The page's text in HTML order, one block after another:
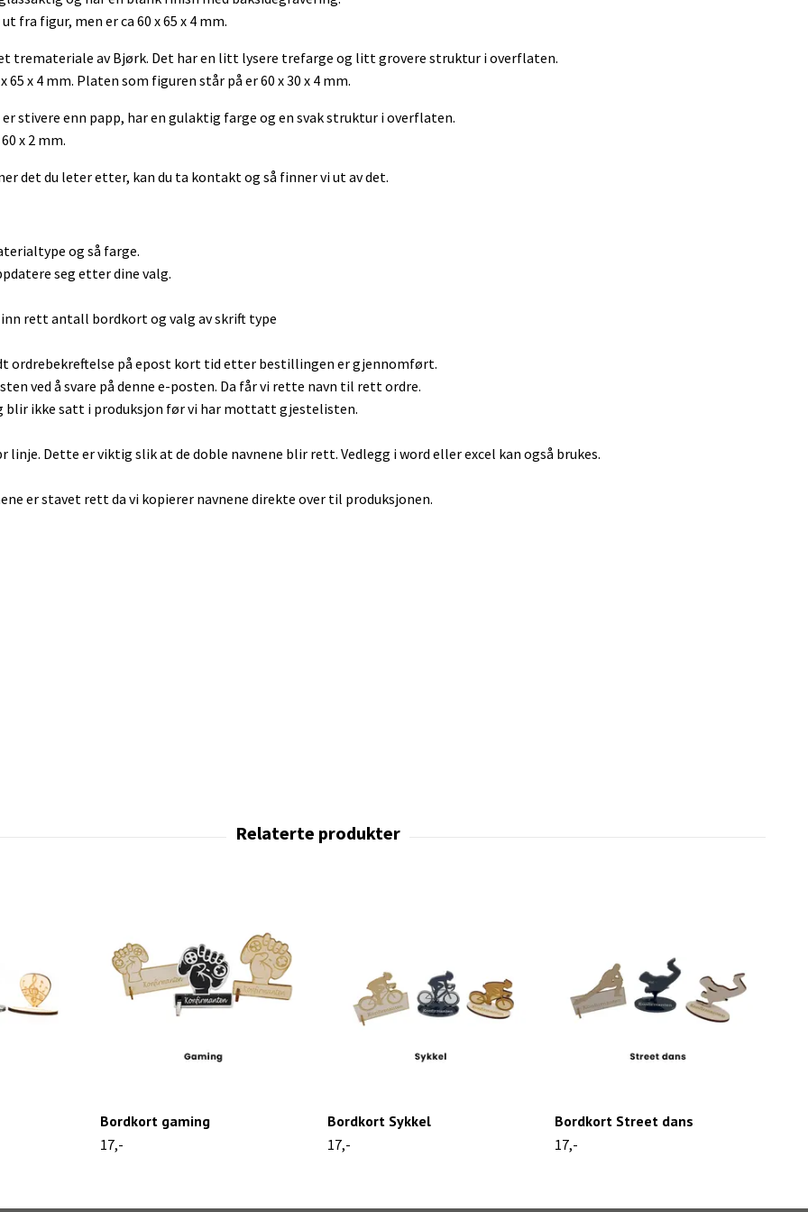
fra figur, men er ca 60 x 65 x 4 mm.
tremateriale av Bjørk. Det har en litt lysere trefarge og litt grovere struktur i overflaten.
65 x 4 mm. Platen som figuren står på er 60 x 30 x 4 mm.
stivere enn papp, har en gulaktig farge og en svak struktur i overflaten.
x 2 mm.
det du leter etter, kan du ta kontakt og så finner vi ut av det.
og så farge.
seg etter dine valg.
inn rett antall bordkort og valg av skrift type
ordrebekreftelse på epost kort tid etter bestillingen er gjennomført.
ved å svare på denne e-posten. Da får vi rette navn til rett ordre.
blir ikke satt i produksjon før vi har mottatt gjestelisten.
linje. Dette er viktig slik at de doble navnene blir rett. Vedlegg i word eller excel kan også brukes.
er stavet rett da vi kopierer navnene direkte over til produksjonen.
Bordkort gaming
17,-
Bordkort Sykkel
17,-
Bordkort Street dans
17,-